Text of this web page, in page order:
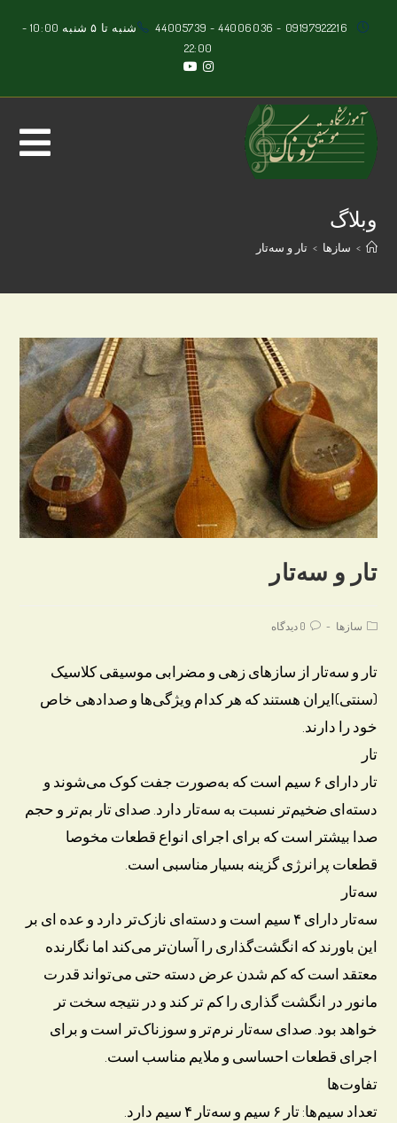
44005739 - 44006036 - 09197922216
شنبه تا ۵ شنبه 10:00 -
22:00
وبلاگ
> سازها > تار و سه‌تار
تار و سه‌تار
Postسازها
Post0 دیدگاه
تار و سه‌تار از سازهای زهی و مضرابی موسیقی کلاسیک
(سنتی)ایران هستند که هر کدام ویژگی‌ها و صدادهی خاص
خود را دارند.
تار
تار دارای ۶ سیم است که به‌صورت جفت کوک می‌شوند و
دسته‌ای ضخیم‌تر نسبت به سه‌تار دارد. صدای تار بم‌تر و حجم
صدا بیشتر است که برای اجرای انواع قطعات مخوصا
قطعات پرانرژی گزینه بسیار مناسبی است.
سه‌تار
سه‌تار دارای ۴ سیم است و دسته‌ای نازک‌تر دارد و عده ای بر
این باورند که انگشت‌گذاری را آسان‌تر می‌کند اما نگارنده
معتقد است که کم شدن عرض دسته حتی می‌تواند قدرت
مانور در انگشت گذاری را کم تر کند و در نتیجه سخت تر
خواهد بود. صدای سه‌تار نرم‌تر و سوزناک‌تر است و برای
اجرای قطعات احساسی و ملایم مناسب است.
تفاوت‌ها
تعداد سیم‌ها: تار ۶ سیم و سه‌تار ۴ سیم دارد.